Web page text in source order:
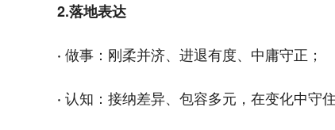
2.落地表达
· 做事：刚柔并济、进退有度、中庸守正；
· 认知：接纳差异、包容多元，在变化中守